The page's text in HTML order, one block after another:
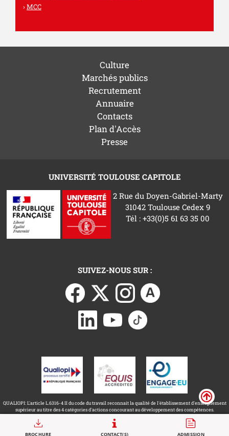
Call to actions
BROCHURE CONTACT(S) ADMISSION
MCC
Culture
Marchés publics
Recrutement
Annuaire
Contacts
Plan d'Accès
Presse
UNIVERSITÉ TOULOUSE CAPITOLE
2 Rue du Doyen-Gabriel-Marty
31042 Toulouse Cedex 9
Tél : +33(0)5 61 63 35 00
SUIVEZ-NOUS SUR :
QUALIOPI: L'article L.6316-4 II du code du travail reconnait la qualité de l'établissement d'enseignement
supérieur au titre des 4 catégories d'actions concourant au développement des compétences.